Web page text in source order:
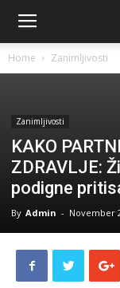
Home Zanimljivosti
Zanimljivosti
KAKO
ZDRAVLJE:
podigne
By Admin - November